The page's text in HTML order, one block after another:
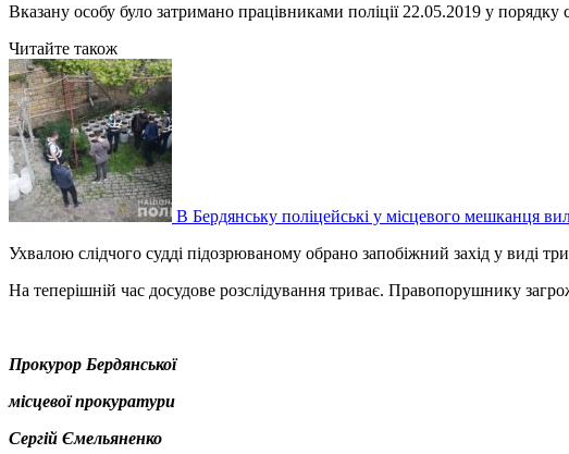
Вказану особу було затримано працівниками поліції 22.05.2019 у
Читайте також
В Бердянську поліцейські у місцевого мешканця
Ухвалою слідчого судді підозрюваному обрано запобіжний захід у виді
На теперішній час досудове розслідування триває. Правопорушнику
Прокурор Бердянської
місцевої прокуратури
Сергій Ємельяненко